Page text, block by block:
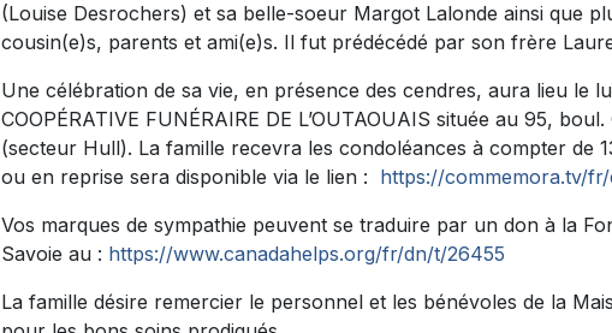
(Louise Desrochers) et sa belle-soeur Margot Lalonde ainsi que
cousin(e)s, parents et ami(e)s. Il fut prédécédé par son frère
Une célébration de sa vie, en présence des cendres, aura lieu le
COOPÉRATIVE FUNÉRAIRE DE L’OUTAOUAIS située au 95,
(secteur Hull). La famille recevra les condoléances à compter de
ou en reprise sera disponible via le lien : https://commemora.tv/
Vos marques de sympathie peuvent se traduire par un don à la
Savoie au : https://www.canadahelps.org/fr/dn/t/26455
La famille désire remercier le personnel et les bénévoles de la